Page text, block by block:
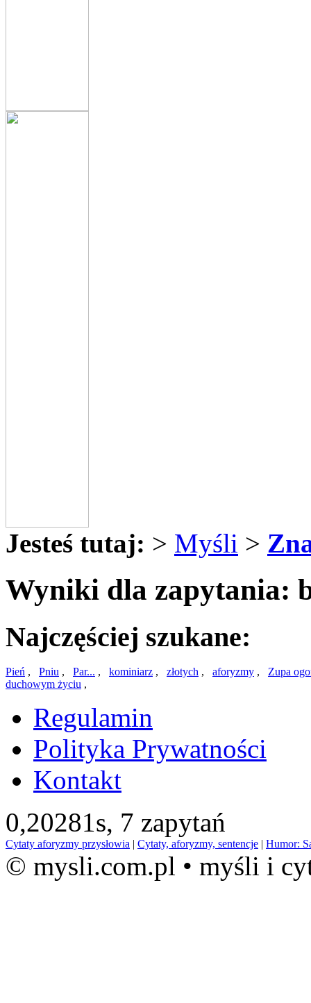
Jesteś tutaj: > Myśli >
Wyniki dla zapytania:
Najczęściej szukane:
Pień , Pniu , Par... , kominiarz , złotych , aforyzmy , Zupa
duchowym życiu ,
Regulamin
Polityka Prywatności
Kontakt
0,20281s, 7 zapytań
Cytaty aforyzmy przysłowia | Cytaty, aforyzmy, sentencje | Humor:
© mysli.com.pl • myśli i